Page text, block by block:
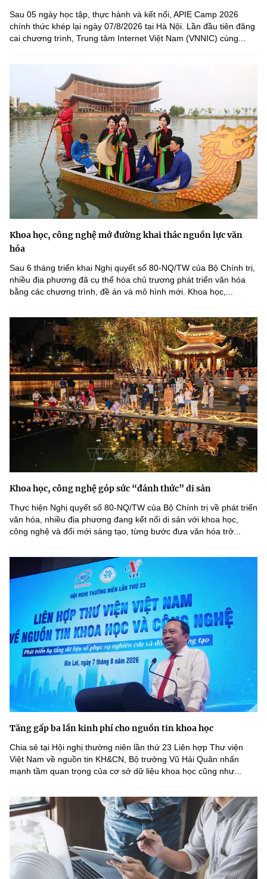
Sau 05 ngày học tập, thực hành và kết nối, APIE Camp 2026
chính thức khép lại ngày 07/8/2026 tại Hà Nội. Lần đầu tiên đăng
cai chương trình, Trung tâm Internet Việt Nam (VNNIC) cùng...
Khoa học, công nghệ mở đường khai thác nguồn lực văn
hóa
Sau 6 tháng triển khai Nghị quyết số 80-NQ/TW của Bộ Chính trị,
nhiều địa phương đã cụ thể hóa chủ trương phát triển văn hóa
bằng các chương trình, đề án và mô hình mới. Khoa học,...
Khoa học, công nghệ góp sức “đánh thức” di sản
Thực hiện Nghị quyết số 80-NQ/TW của Bộ Chính trị về phát triển
văn hóa, nhiều địa phương đang kết nối di sản với khoa học,
công nghệ và đổi mới sáng tạo, từng bước đưa văn hóa trở...
Tăng gấp ba lần kinh phí cho nguồn tin khoa học
Chia sẻ tại Hội nghị thường niên lần thứ 23 Liên hợp Thư viện
Việt Nam về nguồn tin KH&CN, Bộ trưởng Vũ Hải Quân nhấn
mạnh tầm quan trọng của cơ sở dữ liệu khoa học cũng như...